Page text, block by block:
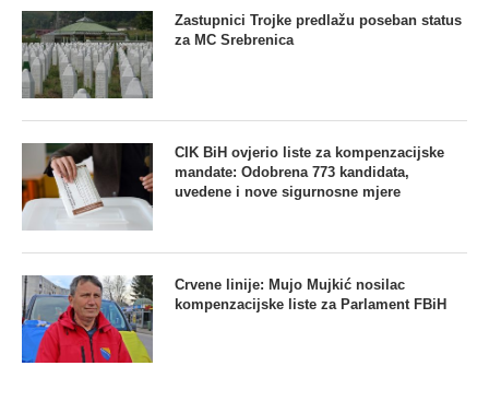
Zastupnici Trojke predlažu poseban status
za MC Srebrenica
CIK BiH ovjerio liste za kompenzacijske
mandate: Odobrena 773 kandidata,
uvedene i nove sigurnosne mjere
Crvene linije: Mujo Mujkić nosilac
kompenzacijske liste za Parlament FBiH